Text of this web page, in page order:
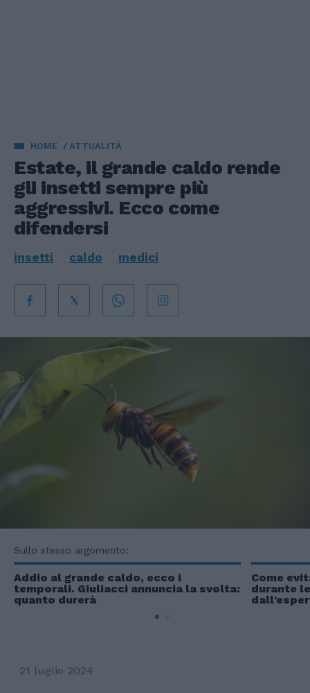
HOME ATTUALITÀ
Estate, il grande caldo rende
gli insetti sempre più
aggressivi. Ecco come
difendersi
insetti caldo medici
Sullo stesso argomento:
Addio al grande caldo, ecco i
temporali. Giuliacci annuncia la svolta:
quanto durerà
Come
durante
21 luglio 2024